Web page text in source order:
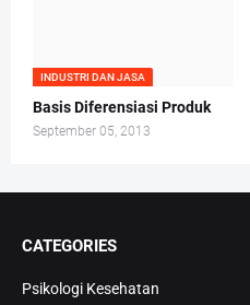
INDUSTRI DAN JASA
Basis Diferensiasi Produk
September 05, 2013
CATEGORIES
Psikologi Kesehatan